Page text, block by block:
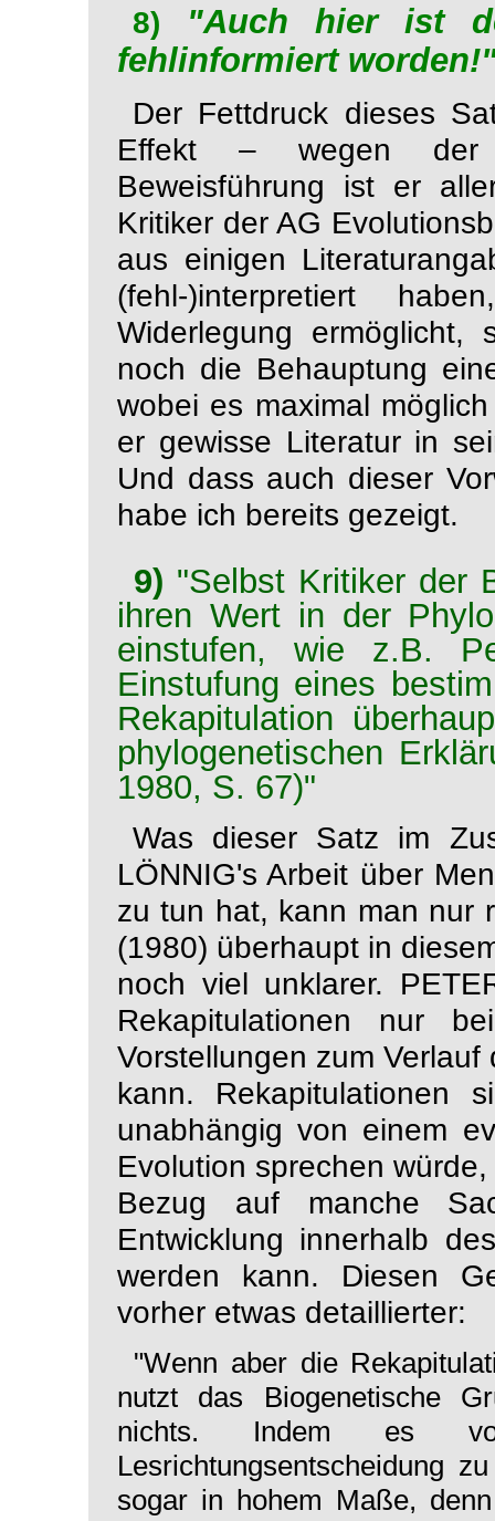
8) "Auch hier ist
fehlinformiert
Der Fettdruck dieses
Effekt – wegen der
Beweisführung ist er
Kritiker derAG
aus einigen
(fehl-)interpretiert
Widerlegung ermöglicht,
noch die Behauptung
wobei es maximal
er gewisse Literatur in
Und dass auch dieser
habe ich bereits gezeigt.
9) "Selbst Kritiker der
ihren Wert in der
einstufen, wie z.B.
Einstufung eines
Rekapitulation
phylogenetischen
1980, S. 67)"
Was dieser Satz im
LÖNNIG's Arbeit über
zu tun hat, kann man nur
(1980) überhaupt in
noch viel unklarer.
Rekapitulationen nur
Vorstellungen zum
kann. Rekapitulationen
unabhängig von einem
Evolution sprechen
Bezug auf manche
Entwicklung innerhalb
werden kann. Diesen
vorher etwas detaillierter:
"Wenn aber die
nutzt das Biogenetische
nichts. Indem es
Lesrichtungsentscheidung
sogar in hohem Maße,